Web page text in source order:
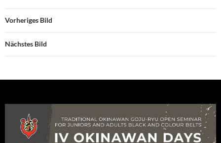
Vorheriges Bild
Nächstes Bild